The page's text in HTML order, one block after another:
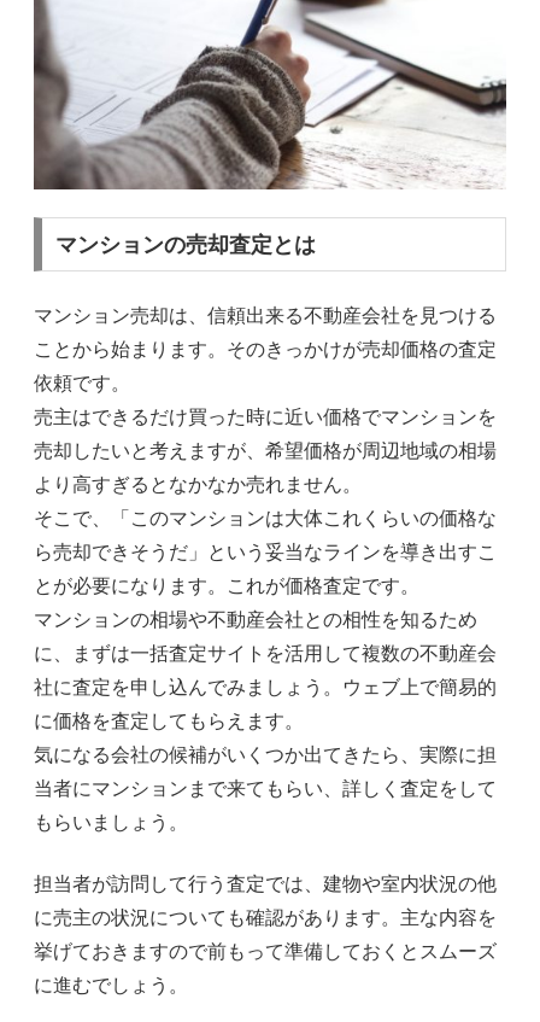
マンションの売却査定とは
マンション売却は、信頼出来る不動産会社を見つける
ことから始まります。そのきっかけが売却価格の査定
依頼です。
売主はできるだけ買った時に近い価格でマンションを
売却したいと考えますが、希望価格が周辺地域の相場
より高すぎるとなかなか売れません。
そこで、「このマンションは大体これくらいの価格な
ら売却できそうだ」という妥当なラインを導き出すこ
とが必要になります。これが価格査定です。
マンションの相場や不動産会社との相性を知るため
に、まずは一括査定サイトを活用して複数の不動産会
社に査定を申し込んでみましょう。ウェブ上で簡易的
に価格を査定してもらえます。
気になる会社の候補がいくつか出てきたら、実際に担
当者にマンションまで来てもらい、詳しく査定をして
もらいましょう。
担当者が訪問して行う査定では、建物や室内状況の他
に売主の状況についても確認があります。主な内容を
挙げておきますので前もって準備しておくとスムーズ
に進むでしょう。